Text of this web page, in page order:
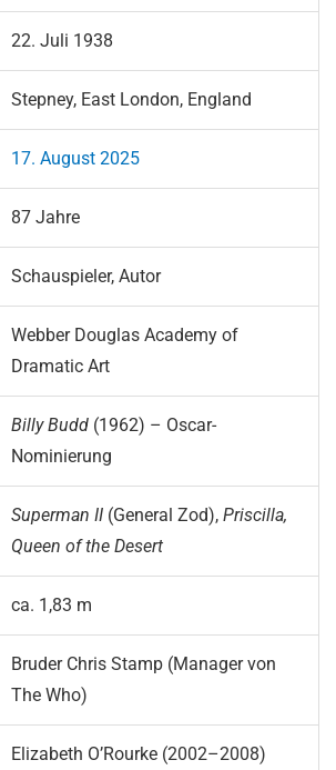
22. Juli 1938
Stepney, East London, England
17. August 2025
87 Jahre
Schauspieler, Autor
Webber Douglas Academy of
Dramatic Art
Billy Budd (1962) – Oscar-
Nominierung
Superman II (General Zod), Priscilla,
Queen of the Desert
ca. 1,83 m
Bruder Chris Stamp (Manager von
The Who)
Elizabeth O’Rourke (2002–2008)